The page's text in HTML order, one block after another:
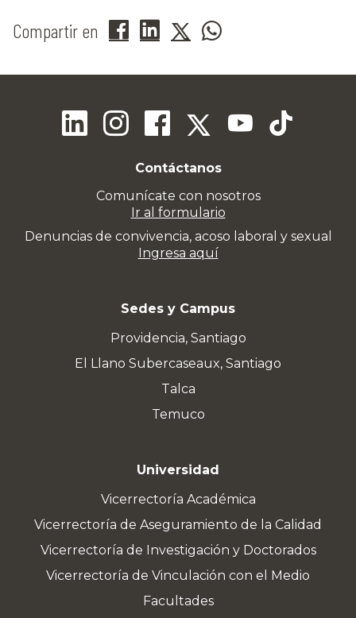
Compartir en
Contáctanos
Comunícate con nosotros
Ir al formulario
Denuncias de convivencia, acoso laboral y sexual
Ingresa aquí
Sedes y Campus
Providencia, Santiago
El Llano Subercaseaux, Santiago
Talca
Temuco
Universidad
Vicerrectoría Académica
Vicerrectoría de Aseguramiento de la Calidad
Vicerrectoría de Investigación y Doctorados
Vicerrectoría de Vinculación con el Medio
Facultades